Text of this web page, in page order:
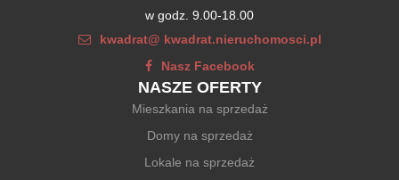
w godz. 9.00-18.00
kwadrat@ kwadrat.nieruchomosci.pl
Nasz Facebook
NASZE OFERTY
Mieszkania na sprzedaż
Domy na sprzedaż
Lokale na sprzedaż